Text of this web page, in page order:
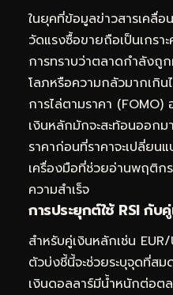
ในยุคที่ข้อมูลข่าวสารเคลื่อ
วัดแรงซื้อขายถือเป็นเกร
การทราบว่าตลาดกำลัง
โลภหรือความกลัวมากเกิ
การไล่ตามราคา
เงินหลักมักจะสะท้อนออก
ราคาก่อนที่ราคาจะเปลี่ยน
เครื่องมือที่ช่วยอ่านพฤติก
ความสำเร็จ
การประยุกต์ใช้ RSI กับ
สำหรับคู่เงินหลักเช่น
ตัวบ่งชี้นี้จะช่วยระบุจุดที่ส
เงินดอลลาร์มีน้ำหนักต่อต